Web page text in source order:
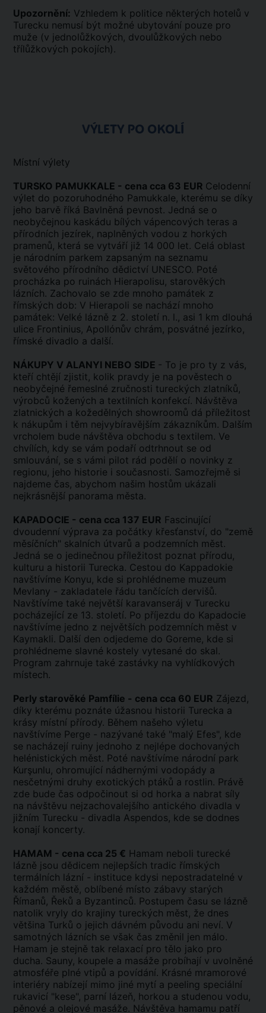
Upozornění: Vzhledem k politice některých hotelů v
Turecku nemusí být možné ubytování pouze pro
muže (v jednolůžkových, dvoulůžkových nebo
třílůžkových pokojích).
VÝLETY PO OKOLÍ
Místní výlety
TURSKO PAMUKKALE - cena cca 63 EUR Celodenní
výlet do pozoruhodného Pamukkale, kterému se díky
jeho barvě říká Bavlněná pevnost. Jedná se o
neobyčejnou kaskádu bílých vápencových teras a
přírodních jezírek, naplněných vodou z horkých
pramenů, která se vytváří již 14 000 let. Celá oblast
je národním parkem zapsaným na seznamu
světového přírodního dědictví UNESCO. Poté
procházka po ruinách Hierapolisu, starověkých
lázních. Zachovalo se zde mnoho památek z
římských dob: V Hierapoli se nachází mnoho
památek: Velké lázně z 2. století n. l., asi 1 km dlouhá
ulice Frontinius, Apollónův chrám, posvátné jezírko,
římské divadlo a další.
NÁKUPY V ALANYI NEBO SIDE - To je pro ty z vás,
kteří chtějí zjistit, kolik pravdy je na pověstech o
neobyčejné řemeslné zručnosti tureckých zlatníků,
výrobců kožených a textilních konfekcí. Návštěva
zlatnických a kožedělných showroomů dá příležitost
k nákupům i těm nejvybíravějším zákazníkům. Dalším
vrcholem bude návštěva obchodu s textilem. Ve
chvílích, kdy se vám podaří odtrhnout se od
smlouvání, se s vámi pilot rád podělí o novinky z
regionu, jeho historie i současnosti. Samozřejmě si
najdeme čas, abychom našim hostům ukázali
nejkrásnější panorama města.
KAPADOCIE - cena cca 137 EUR Fascinující
dvoudenní výprava za počátky křesťanství, do "země
měsíčních" skalních útvarů a podzemních měst.
Jedná se o jedinečnou příležitost poznat přírodu,
kulturu a historii Turecka. Cestou do Kappadokie
navštívíme Konyu, kde si prohlédneme muzeum
Mevlany - zakladatele řádu tančících dervišů.
Navštívíme také největší karavanseráj v Turecku
pocházející ze 13. století. Po příjezdu do Kapadocie
navštívíme jedno z největších podzemních měst v
Kaymakli. Další den odjedeme do Goreme, kde si
prohlédneme slavné kostely vytesané do skal.
Program zahrnuje také zastávky na vyhlídkových
místech.
Perly starověké Pamfílie - cena cca 60 EUR Zájezd,
díky kterému poznáte úžasnou historii Turecka a
krásy místní přírody. Během našeho výletu
navštívíme Perge - nazývané také "malý Efes", kde
se nacházejí ruiny jednoho z nejlépe dochovaných
helénistických měst. Poté navštívíme národní park
Kurşunlu, ohromující nádhernými vodopády a
nesčetnými druhy exotických ptáků a rostlin. Právě
zde bude čas odpočinout si od horka a nabrat síly
na návštěvu nejzachovalejšího antického divadla v
jižním Turecku - divadla Aspendos, kde se dodnes
konají koncerty.
HAMAM - cena cca 25 € Hamam neboli turecké
lázně jsou dědicem nejlepších tradic římských
termálních lázní - instituce kdysi nepostradatelné v
každém městě, oblíbené místo zábavy starých
Římanů, Řeků a Byzantinců. Postupem času se lázně
natolik vryly do krajiny tureckých měst, že dnes
většina Turků o jejich dávném původu ani neví. V
samotných lázních se však čas změnil jen málo.
Hamam je stejně tak relaxací pro tělo jako pro
ducha. Sauny, koupele a masáže probíhají v uvolněné
atmosféře plné vtipů a povídání. Krásné mramorové
interiéry nabízejí mimo jiné mytí a peeling speciální
rukavicí "kese", parní lázeň, horkou a studenou vodu,
pěnové a olejové masáže. Návštěva hamamu patří